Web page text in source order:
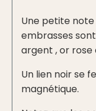
Une petite
embrasses
argent , or rose
Un lien noir se
magnétique.